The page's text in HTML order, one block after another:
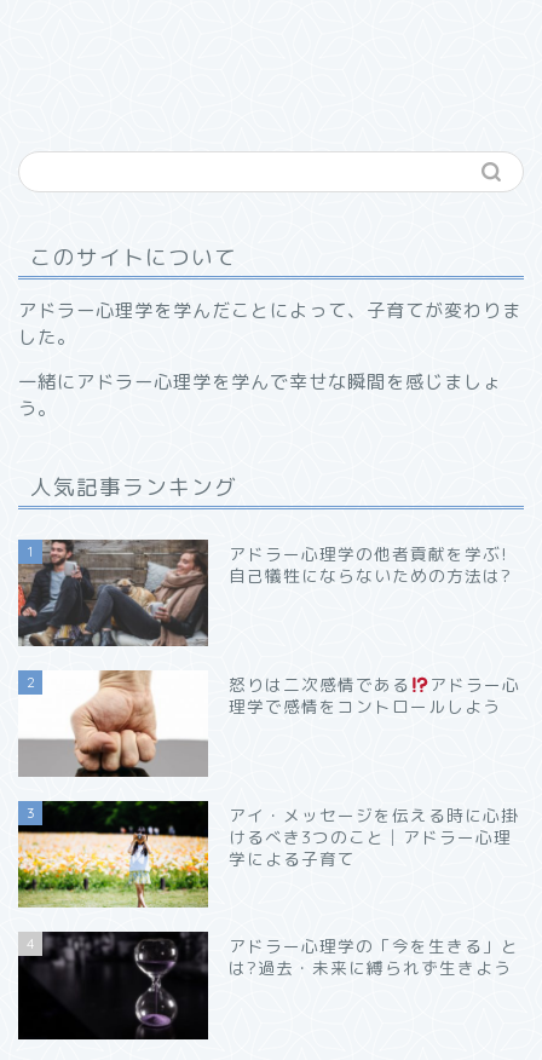
このサイトについて
アドラー心理学を学んだことによって、子育てが変わりま
した。
一緒にアドラー心理学を学んで幸せな瞬間を感じましょ
う。
人気記事ランキング
1
アドラー心理学の他者貢献を学ぶ!
自己犠牲にならないための方法は?
2 怒りは二次感情である
アドラー心
理学で感情をコントロールしよう
3
アイ・メッセージを伝える時に心掛
けるべき3つのこと│アドラー心理
学による子育て
4
アドラー心理学の「今を生きる」と
は?過去・未来に縛られず生きよう